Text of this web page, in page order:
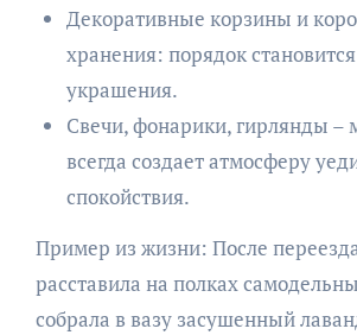
Декоративные корзины и
хранения: порядок
украшения.
Свечи, фонарики, гирлянды –
всегда создает атмосферу
спокойствия.
Пример из жизни: После
расставила на полках
собрала в вазу засушенный